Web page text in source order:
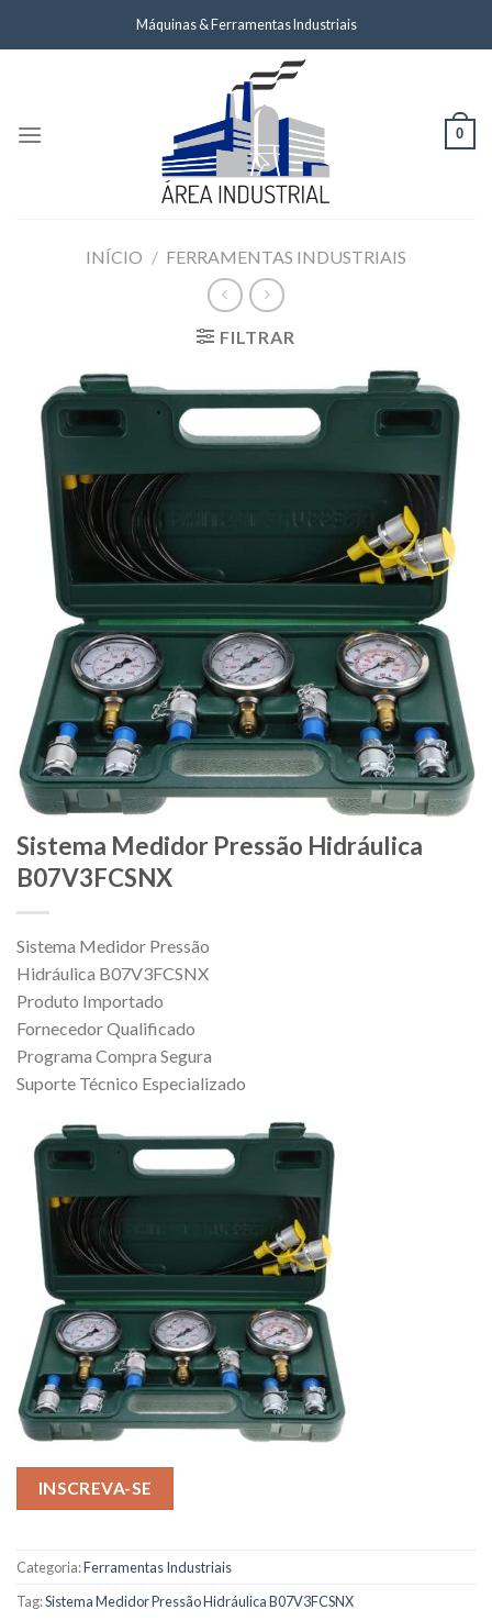
Máquinas & Ferramentas Industriais
0
INÍCIO / FERRAMENTAS INDUSTRIAIS
FILTRAR
Sistema Medidor Pressão Hidráulica
B07V3FCSNX
Sistema Medidor Pressão
Hidráulica B07V3FCSNX
Produto Importado
Fornecedor Qualificado
Programa Compra Segura
Suporte Técnico Especializado
INSCREVA-SE
Categoria:Ferramentas Industriais
Tag:Sistema Medidor Pressão Hidráulica B07V3FCSNX